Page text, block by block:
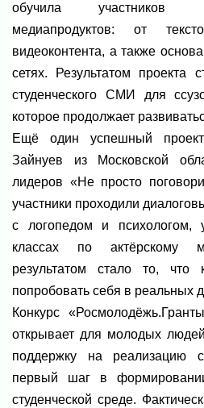
обучила участников
медиапродуктов: от
видеоконтента, а также
сетях. Результатом проекта
студенческого СМИ для
которое продолжает
Ещё один успешный
Зайнуев из Московской
лидеров «Не просто
участники проходили
с логопедом и психологом,
классах по актёрскому
результатом стало то, что
попробовать себя в реальных
Конкурс
открывает для молодых
поддержку на реализацию
первый шаг в
студенческой среде.